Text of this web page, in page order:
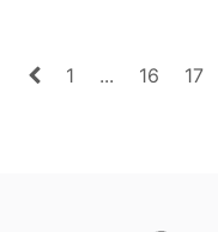
1 ... 16 17